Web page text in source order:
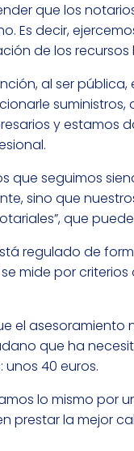
que los
Es decir,
de los
al ser
y estamos
que seguimos
sino que
que
regulado de
mide por
el asesoramiento
que ha
40 euros.
lo mismo por
prestar la mejor